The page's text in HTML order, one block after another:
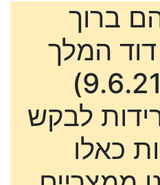
ברוך
דוד המלך
(כ"ט סיוון – 9.6.21)
לבקש
כאלו